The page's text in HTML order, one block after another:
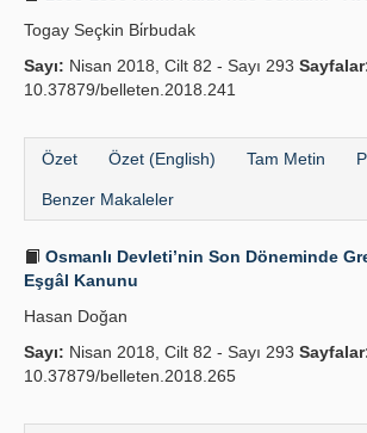
Togay Seçkin Bi̇rbudak
Sayı: Nisan 2018, Cilt 82 - Sayı 293
10.37879/belleten.2018.241
Özet Özet (English) Tam Metin
Benzer Makaleler
Osmanlı Devleti’nin Son Döneminde
Eşgâl Kanunu
Hasan Doğan
Sayı: Nisan 2018, Cilt 82 - Sayı 293
10.37879/belleten.2018.265